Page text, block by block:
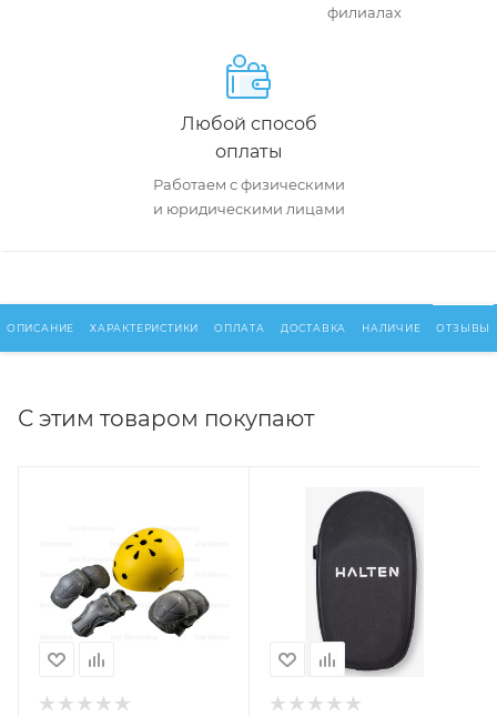
филиалах
Любой способ
оплаты
Работаем с физическими
и юридическими лицами
ОПИСАНИЕ ХАРАКТЕРИСТИКИ ОПЛАТА ДОСТАВКА НАЛИЧИЕ ОТЗЫВЫ
С этим товаром покупают